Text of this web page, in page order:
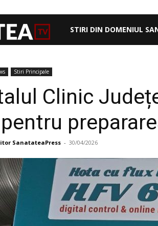
STIRI DIN DOMENIUL
Stiri Principale
Clinic
SanatateaPress - 30/04/2026